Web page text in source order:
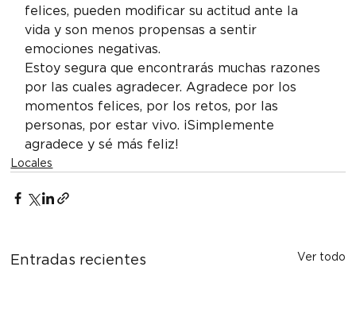
felices, pueden modificar su actitud ante la
vida y son menos propensas a sentir
emociones negativas.
Estoy segura que encontrarás muchas razones
por las cuales agradecer. Agradece por los
momentos felices, por los retos, por las
personas, por estar vivo. ¡Simplemente
agradece y sé más feliz!
Locales
Entradas recientes Ver todo